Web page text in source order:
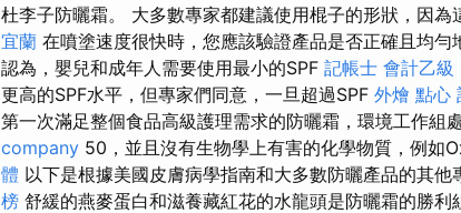
杜李子防曬霜。 大多數專家都建議使用棍子的形狀，因為
宜蘭 在噴塗速度很快時，您應該驗證產品是否正確且均勻
認為，嬰兒和成年人需要使用最小的SPF 記帳士 會計乙級
更高的SPF水平，但專家們同意，一旦超過SPF 外燴 點心
第一次滿足整個食品高級護理需求的防曬霜，環境工作組
company 50，並且沒有生物學上有害的化學物質，例如
體 以下是根據美國皮膚病學指南和大多數防曬產品的其他
榜 舒緩的燕麥蛋白和滋養藏紅花的水龍頭是防曬霜的勝利